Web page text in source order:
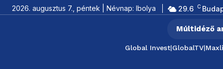
2026. augusztus 7., péntek | Névnap: Ibolya 29.6 C
Múltidéző
Global Invest|GlobalTV|